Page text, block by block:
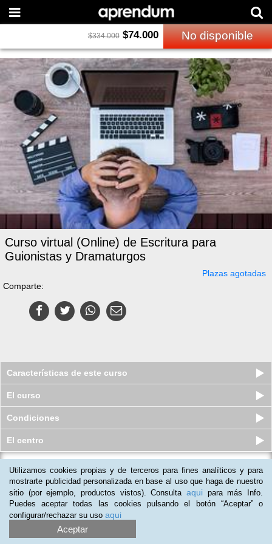
$334.000 $74.000 No disponible
Curso virtual (Online) de Escritura para
Guionistas y Dramaturgos
Plazas agotadas
Comparte:
Características de este curso
El curso
Condiciones
El centro
Curso virtual (Online) Profesional de
Ferrallista
Cupos disponibles
$459.000 $299.000
Utilizamos cookies propias y de terceros para fines analíticos y para
mostrarte publicidad personalizada en base al uso que haga de nuestro
sitio (por ejemplo, productos vistos). Consulta aqui para más Info.
Puedes aceptar todas las cookies pulsando el botón “Aceptar” o
configurar/rechazar su uso aqui
Aceptar